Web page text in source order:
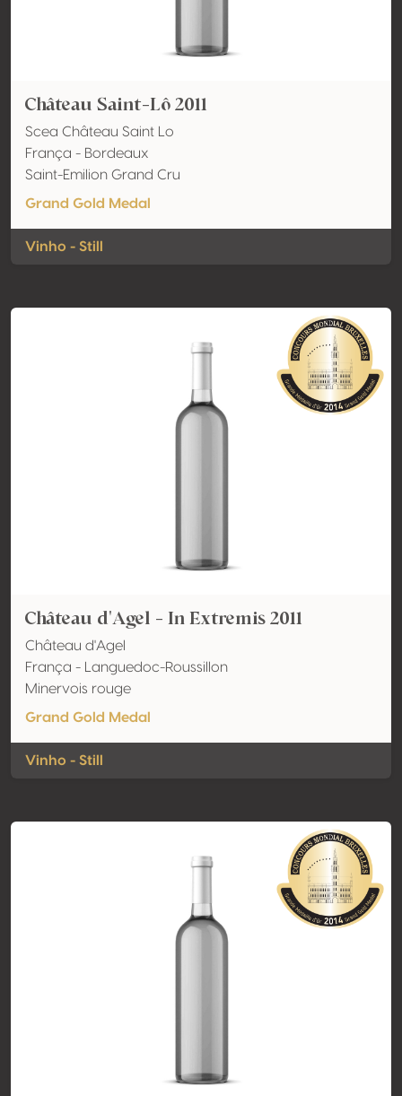
Château Saint-Lô 2011
Scea Château Saint Lo
França - Bordeaux
Saint-Emilion Grand Cru
Grand Gold Medal
Vinho - Still
Château d'Agel - In Extremis 2011
Château d'Agel
França - Languedoc-Roussillon
Minervois rouge
Grand Gold Medal
Vinho - Still